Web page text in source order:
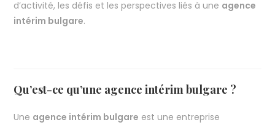
d’activité, les défis et les perspectives liés à une agence
intérim bulgare.
Qu’est-ce qu’une agence intérim bulgare ?
Une agence intérim bulgare est une entreprise